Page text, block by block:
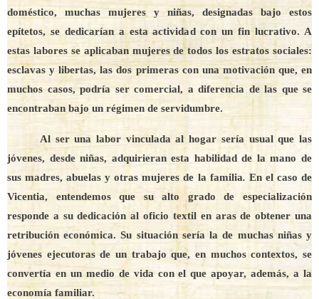
doméstico, muchas mujeres y niñas, designadas bajo estos
epítetos, se dedicarían a esta actividad con un fin lucrativo. A
estas labores se aplicaban mujeres de todos los estratos sociales:
esclavas y libertas, las dos primeras con una motivación que, en
muchos casos, podría ser comercial, a diferencia de las que se
encontraban bajo un régimen de servidumbre.
Al ser una labor vinculada al hogar sería usual que las
jóvenes, desde niñas, adquirieran esta habilidad de la mano de
sus madres, abuelas y otras mujeres de la familia. En el caso de
Vicentia, entendemos que su alto grado de especialización
responde a su dedicación al oficio textil en aras de obtener una
retribución económica. Su situación sería la de muchas niñas y
jóvenes ejecutoras de un trabajo que, en muchos contextos, se
convertía en un medio de vida con el que apoyar, además, a la
economía familiar.